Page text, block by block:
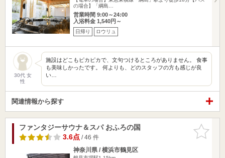
の場合】「綱島…
営業時間 9:00～24:00
入浴料金 1,540円～
日帰り ロウリュ
30代 女
性
施設はどこもピカピカで、文句つけるところがありません。 食事
も美味しかったです。 何よりも、どのスタッフの方も感じが良
い…
関連情報から探す
お気に入
りに追加
ファンタジーサウナ＆スパ おふろの国
3.6点/ 46 件
神奈川県 / 横浜市鶴見区